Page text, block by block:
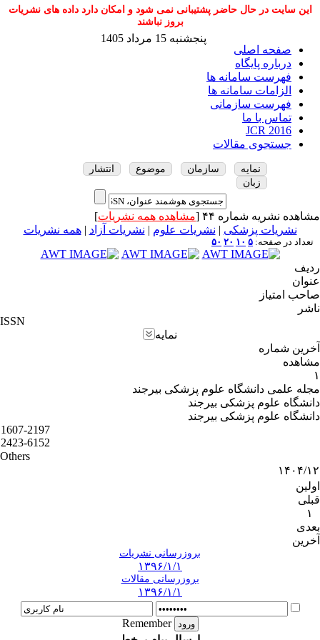
این سایت در حال حاضر پشتیبانی نمی شود و امکان دارد داده های نشریات
بروز نباشند
صفحه اصلی
درباره پایگاه
فهرست سامانه ها
الزامات سامانه ها
فهرست سازمانی
تماس با ما
JCR 2016
جستجوی مقالات
پنجشنبه 15 مرداد 1405
نمایه سازمان موضوع
انتشار
زبان
مشاهده نشریه شماره ۴۴ [ مشاهده همه نشریات]
نشریات پزشکی | نشریات علوم | نشریات آزاد |همه نشریات
تعداد در صفحه: ۵ ۱۰ ۲۰ ۵۰
ردیف
عنوان
صاحب امتیاز
ناشر
ISSN
نمایه
آخرین شماره
مشاهده
۱
مجله علمی دانشگاه علوم پزشکی بیرجند
دانشگاه علوم پزشکی بیرجند
دانشگاه علوم پزشکی بیرجند
1607-2197
2423-6152
Others
۱۴۰۴/۱۲
اولین
قبلی
۱
بعدی
آخرین
بروزرسانی نشریات
۱۳۹۶/۱/۱
بروزرسانی مقالات
۱۳۹۶/۱/۱
Remember